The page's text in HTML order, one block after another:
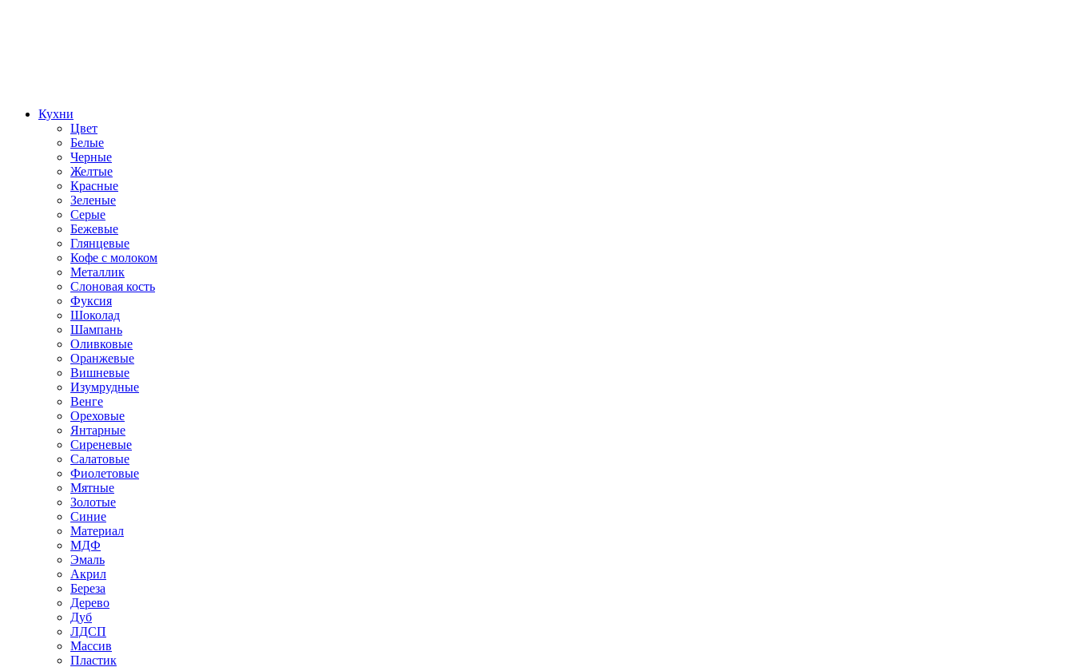
Кухни
Цвет
Белые
Черные
Желтые
Красные
Зеленые
Серые
Бежевые
Глянцевые
Кофе с молоком
Металлик
Слоновая кость
Фуксия
Шоколад
Шампань
Оливковые
Оранжевые
Вишневые
Изумрудные
Венге
Ореховые
Янтарные
Сиреневые
Салатовые
Фиолетовые
Мятные
Золотые
Синие
Материал
МДФ
Эмаль
Акрил
Береза
Дерево
Дуб
ЛДСП
Массив
Пластик